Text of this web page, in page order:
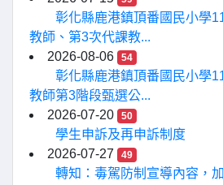
彰化縣鹿港鎮頂番國民小學
教師、第3次代課教...
2026-08-06
54
彰化縣鹿港鎮頂番國民小學
教師第3階段甄選公...
2026-07-20
50
學生申訴及再申訴制度
2026-07-27
49
轉知：毒駕防制宣導內容，